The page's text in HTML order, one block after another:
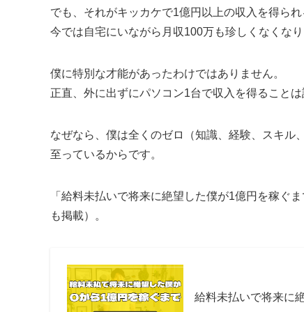
でも、それがキッカケで1億円以上の収入を得られ
今では自宅にいながら月収100万も珍しくなくな
僕に特別な才能があったわけではありません。
正直、外に出ずにパソコン1台で収入を得ることは
なぜなら、僕は全くのゼロ（知識、経験、スキル
至っているからです。
「給料未払いで将来に絶望した僕が1億円を稼ぐ
も掲載）。
給料未払いで将来に